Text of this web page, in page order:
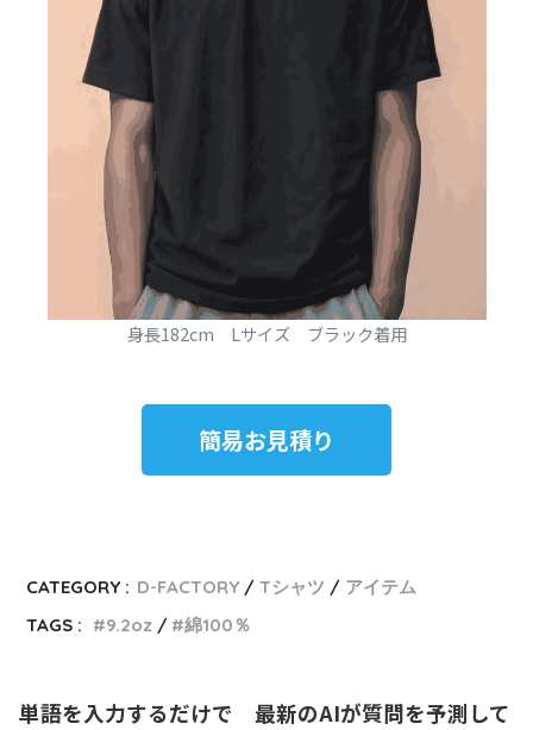
身長182cm Lサイズ ブラック着用
簡易お見積り
CATEGORY : D-FACTORY Tシャツ
アイテム
TAGS :
9.2oz 綿100％
単語を入力するだけで　最新のAIが質問を予測して